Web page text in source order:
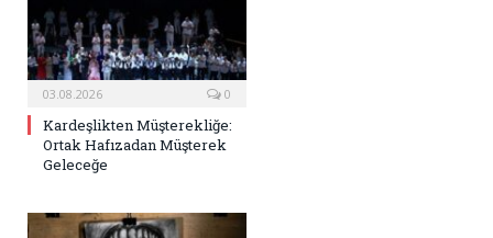
03.08.2026 0
Kardeşlikten Müşterekliğe:
Ortak Hafızadan Müşterek
Geleceğe